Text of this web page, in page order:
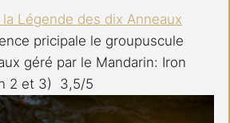
Légende des dix Anneaux
pricipale le groupuscule
géré par le Mandarin: Iron
2 et 3)  3,5/5